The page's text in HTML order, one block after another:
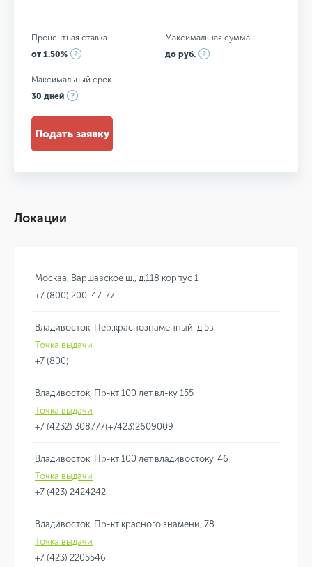
Процентная ставка
от 1.50%
Максимальная сумма
до руб.
Максимальный срок
30 дней
Подать заявку
Локации
Москва, Варшавское ш., д.118 корпус 1
+7 (800) 200-47-77
Владивосток, Пер.краснознаменный, д.5в
Точка выдачи
+7 (800)
Владивосток, Пр-кт 100 лет вл-ку 155
Точка выдачи
+7 (4232) 308777(+7423)2609009
Владивосток, Пр-кт 100 лет владивостоку, 46
Точка выдачи
+7 (423) 2424242
Владивосток, Пр-кт красного знамени, 78
Точка выдачи
+7 (423) 2205546